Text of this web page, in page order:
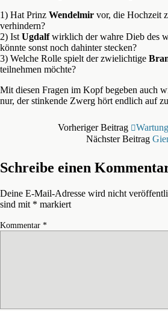
1) Hat Prinz Wendelmir vor, die Hochzeit
verhindern?
2) Ist Ugdalfwirklich der wahre Dieb des
könnte sonst noch dahinter stecken?
3) Welche Rolle spielt der zwielichtige
teilnehmen möchte?
Mit diesen Fragen im Kopf begeben auch
nur, der stinkende Zwerg hört endlich auf
Vorheriger Beitrag
Nächster Beitrag
Schreibe einen
Deine E-Mail-Adresse wird nicht
sind mit * markiert
Kommentar *